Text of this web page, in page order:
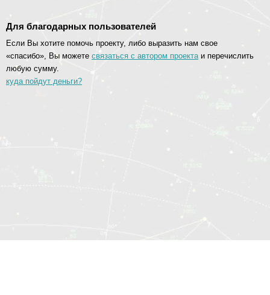
Для благодарных пользователей
Если Вы хотите помочь проекту, либо выразить нам свое
«спасибо», Вы можете связаться с автором проекта и перечислить
любую сумму.
куда пойдут деньги?